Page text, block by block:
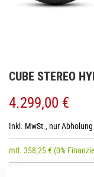
Anfang
Bildgalerie
CUBE STEREO
4.299,00 €
Inkl. MwSt., nur
mtl. 358,25€(0%